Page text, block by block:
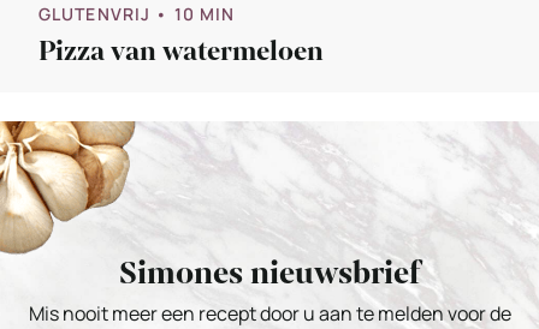
GLUTENVRIJ • 10 MIN
Pizza van watermeloen
Simones nieuwsbrief
Mis nooit meer een recept door u aan te melden voor de